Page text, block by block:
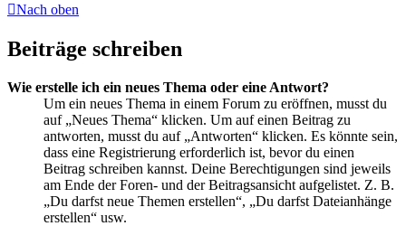
Nach oben
Beiträge schreiben
Wie erstelle ich ein neues Thema oder eine Antwort?
Um ein neues Thema in einem Forum zu eröffnen, musst du
auf „Neues Thema“ klicken. Um auf einen Beitrag zu
antworten, musst du auf „Antworten“ klicken. Es könnte sein,
dass eine Registrierung erforderlich ist, bevor du einen
Beitrag schreiben kannst. Deine Berechtigungen sind jeweils
am Ende der Foren- und der Beitragsansicht aufgelistet. Z. B.
„Du darfst neue Themen erstellen“, „Du darfst Dateianhänge
erstellen“ usw.